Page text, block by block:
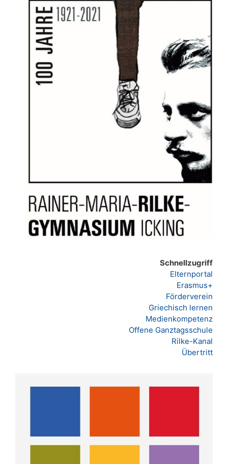
Schnellzugriff
Elternportal
Erasmus+
Förderverein
Griechisch lernen
Medienkompetenz
Offene Ganztagsschule
Rilke-Kanal
Übertritt